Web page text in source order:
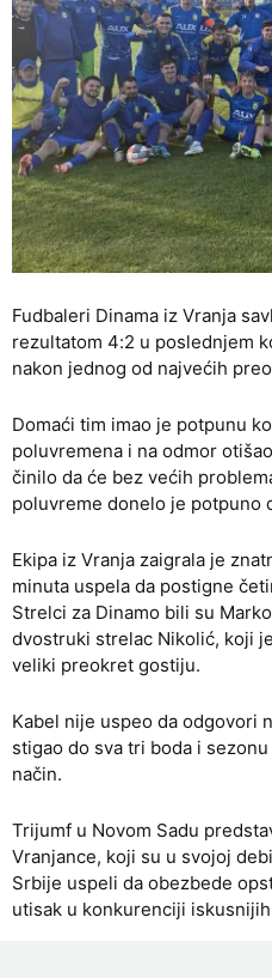
Fudbaleri Dinama iz Vranja
rezultatom 4:2 u poslednjem
nakon jednog od najvećih
Domaći tim imao je potpunu
poluvremena i na odmor
činilo da će bez većih
poluvreme donelo je potpuno
Ekipa iz Vranja zaigrala je
minuta uspela da postigne
Strelci za Dinamo bili su
dvostruki strelac Nikolić, koji
veliki preokret gostiju.
Kabel nije uspeo da odgovori
stigao do sva tri boda i
način.
Trijumf u Novom Sadu
Vranjance, koji su u svojoj
Srbije uspeli da obezbede
utisak u konkurenciji